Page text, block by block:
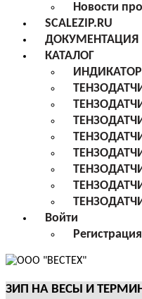
Новости
SCALEZIP.RU
ДОКУМЕНТАЦИЯ
КАТАЛОГ
Войти
Регистрация
ЗИП НА ВЕСЫ И